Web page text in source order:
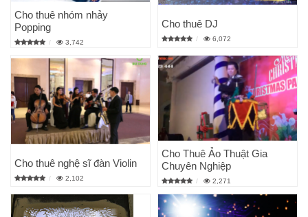
Cho thuê nhóm nhảy
Popping
3,742
Cho thuê DJ
6,072
Cho thuê nghệ sĩ đàn Violin
2,102
Cho Thuê Ảo Thuật Gia
Chuyên Nghiệp
2,271